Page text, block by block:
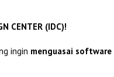
CENTER (IDC)!
ingin menguasai